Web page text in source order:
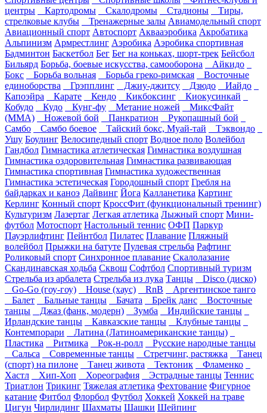
центры
Картодромы Скалодромы Стадионы
Тиры,
стрелковые клубы
Тренажерные залы Авиамодельный спорт
Авиационный спорт Автоспорт Аквааэробика Акробатика
Альпинизм Армрестлинг Аэробика Аэробика спортивная
Бадминтон Баскетбол Бег Бег на коньках, шорт-трек Бейсбол
Бильярд Борьба, боевые искусства, самооборона
Айкидо
Бокс
Борьба вольная Борьба греко-римская
Восточные
единоборства
Грэпплинг Джиу-джитсу Дзюдо
Иайдо
Капоэйра
Карате Кендо Кикбоксинг
Киокусинкай
Кобудо
Кудо Кунг-фу Метание ножей
МиксФайт
(ММА)
Ножевой бой Панкратион
Рукопашный бой
Самбо
Самбо боевое Тайский бокс, Муай-тай
Тэквондо
Ушу Боулинг Велосипедный спорт Водное поло Волейбол
Гандбол Гимнастика атлетическая Гимнастика воздушная
Гимнастика оздоровительная Гимнастика развивающая
Гимнастика спортивная Гимнастика художественная
Гимнастика эстетическая Городошный спорт Гребля на
байдарках и каноэ Дайвинг Йога Калланетика Картинг
Керлинг Конный спорт КроссФит (функциональный тренинг)
Культуризм Лазертаг Легкая атлетика Лыжный спорт Мини-
футбол Мотоспорт Настольный теннис ОФП Паркур
Пауэрлифтинг Пейнтбол Пилатес Плавание Пляжный
волейбол Прыжки на батуте Пулевая стрельба Рафтинг
Роликовый спорт Синхронное плавание Скалолазание
Скандинавская ходьба Сквош Софтбол Спортивный туризм
Стрельба из арбалета Стрельба из лука Танцы
Disco (диско)
Go-Go (гоу-гоу)
House (хаус) RnB
Аргентинское танго
Балет
Бальные танцы Бачата Брейк данс
Восточные
танцы
Джаз (фанк, модерн) Зумба
Индийские танцы
Ирландские танцы
Кавказские танцы
Клубные танцы
Контемпорари
Латина (Латиноамериканские танцы)
Пластика
Ритмика Рок-н-ролл
Русские народные танцы
Сальса
Современные танцы Стретчинг, растяжка
Танец
(спорт) на пилоне
Танец живота Тектоник
Фламенко
Хастл
Хип-Хоп Хореография Эстрадные танцы Теннис
Триатлон Трикинг Тяжелая атлетика Фехтование Фигурное
катание Фитбол Флорбол Футбол Хоккей Хоккей на траве
Цигун Чирлидинг Шахматы Шашки Шейпинг